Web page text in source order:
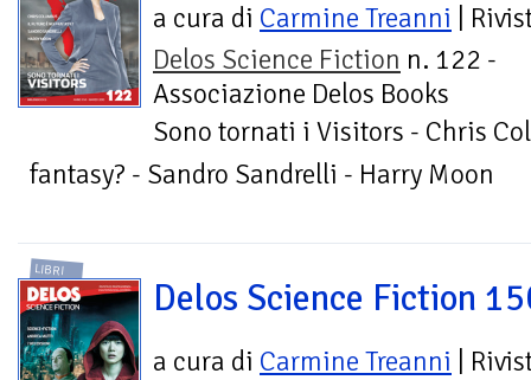
a cura di Carmine Treanni |
Delos Science Fiction n. 122 -
Associazione Delos Books
Sono tornati i Visitors - Chris
fantasy? - Sandro Sandrelli - Harry Moon
LIBRI
Delos Science Fiction
a cura di Carmine Treanni |